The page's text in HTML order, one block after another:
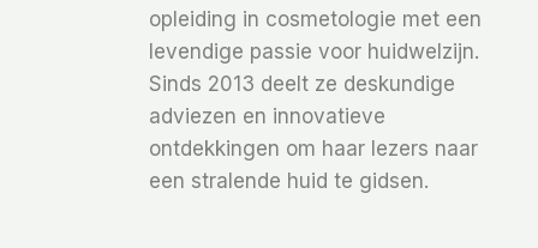
opleiding in cosmetologie met een
levendige passie voor huidwelzijn.
Sinds 2013 deelt ze deskundige
adviezen en innovatieve
ontdekkingen om haar lezers naar
een stralende huid te gidsen.